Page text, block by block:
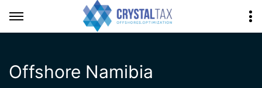
Offshore Namibia